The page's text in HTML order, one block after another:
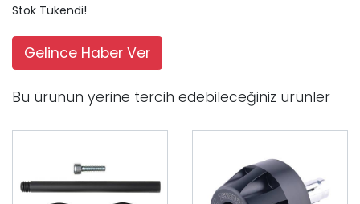
Stok Tükendi!
Gelince Haber Ver
Bu ürünün yerine tercih edebileceğiniz ürünler